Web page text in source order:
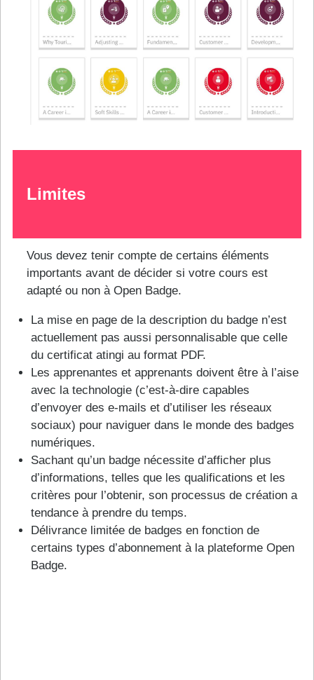
Limites
Vous devez tenir compte de certains éléments
importants avant de décider si votre cours est
adapté ou non à Open Badge.
La mise en page de la description du badge n’est
actuellement pas aussi personnalisable que celle
du certificat atingi au format PDF.
Les apprenantes et apprenants doivent être à l’aise
avec la technologie (c’est-à-dire capables
d’envoyer des e-mails et d’utiliser les réseaux
sociaux) pour naviguer dans le monde des badges
numériques.
Sachant qu’un badge nécessite d’afficher plus
d’informations, telles que les qualifications et les
critères pour l’obtenir, son processus de création a
tendance à prendre du temps.
Délivrance limitée de badges en fonction de
certains types d’abonnement à la plateforme Open
Badge.